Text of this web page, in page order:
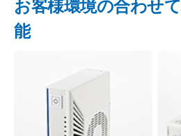
お客様環境の合わせ
能